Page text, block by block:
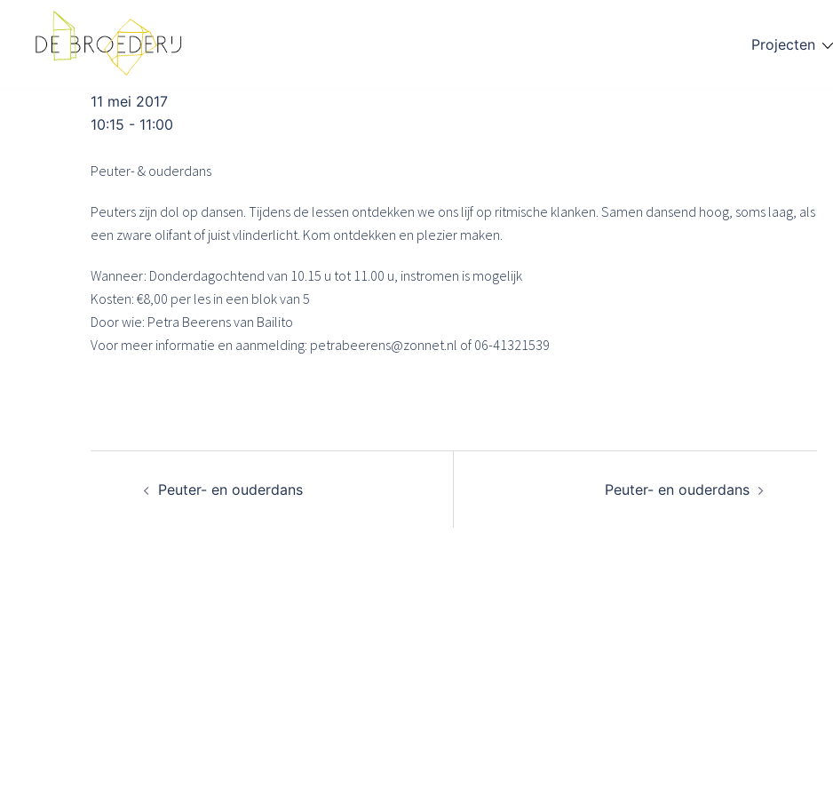
Projecten
11 mei 2017
10:15 - 11:00
Peuter- & ouderdans
Peuters zijn dol op dansen. Tijdens de lessen ontdekken we ons lijf op ritmische klanken. Samen dansend hoog, soms laag, als
een zware olifant of juist vlinderlicht. Kom ontdekken en plezier maken.
Wanneer: Donderdagochtend van 10.15 u tot 11.00 u, instromen is mogelijk
Kosten: €8,00 per les in een blok van 5
Door wie: Petra Beerens van Bailito
Voor meer informatie en aanmelding: petrabeerens@zonnet.nl of 06-41321539
navigatiePeuter- en ouderdans Peuter- en ouderdans